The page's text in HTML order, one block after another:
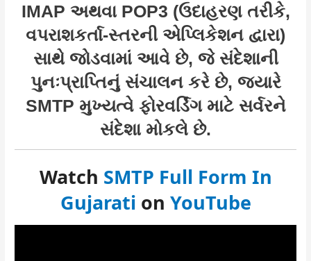
IMAP અથવા POP3 (ઉદાહરણ તરીકે,
વપરાશકર્તા-સ્તરની એપ્લિકેશન દ્વારા)
સાથે જોડવામાં આવે છે, જે સંદેશાની
પુનઃપ્રાપ્તિનું સંચાલન કરે છે, જ્યારે
SMTP મુખ્યત્વે ફોરવર્ડિંગ માટે સર્વરને
સંદેશા મોકલે છે.
Watch SMTP Full Form In
Gujarati on YouTube